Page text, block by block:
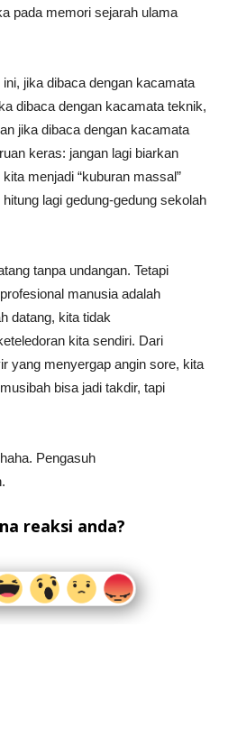
pada memori sejarah ulama
jika dibaca dengan kacamata
dibaca dengan kacamata teknik,
jika dibaca dengan kacamata
keras: jangan lagi biarkan
menjadi “kuburan massal”
lagi gedung-gedung sekolah
tanpa undangan. Tetapi
manusia adalah
datang, kita tidak
kita sendiri. Dari
yang menyergap angin sore, kita
bisa jadi takdir, tapi
Pengasuh
reaksi anda?